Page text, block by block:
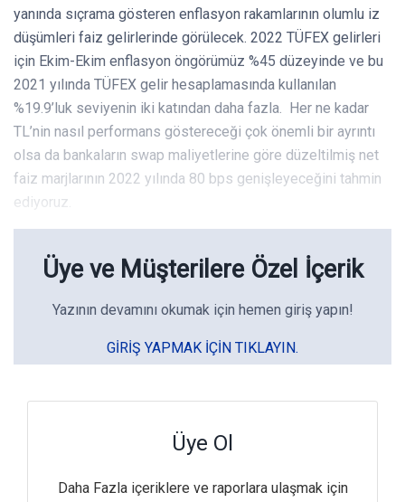
yanında sıçrama gösteren enflasyon rakamlarının olumlu iz
düşümleri faiz gelirlerinde görülecek. 2022 TÜFEX gelirleri
için Ekim-Ekim enflasyon öngörümüz %45 düzeyinde ve bu
2021 yılında TÜFEX gelir hesaplamasında kullanılan
%19.9’luk seviyenin iki katından daha fazla. Her ne kadar
TL’nin nasıl performans göstereceği çok önemli bir ayrıntı
olsa da bankaların swap maliyetlerine göre düzeltilmiş net
faiz marjlarının 2022 yılında 80 bps genişleyeceğini tahmin
ediyoruz.
Üye ve Müşterilere Özel İçerik
Yazının devamını okumak için hemen giriş yapın!
GIRIŞ YAPMAK IÇIN TIKLAYIN.
Üye Ol
Daha Fazla içeriklere ve raporlara ulaşmak için